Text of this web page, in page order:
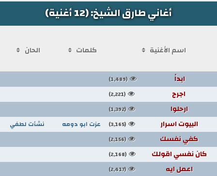
أغاني طارق الشيخ: (12 أغنية)
اسم الأغنية كلمات الحان
ابداً (1,489)
اجرح (2,221)
ارحلوا (1,392)
البيوت اسرار (3,165) عزت ابو دومه نشأت لطفي
كفي نفسك (2,156)
كان نفسي اقولك (2,168)
اعمل ايه (2,417)